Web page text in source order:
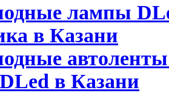
лампы
в Казани
в Казани